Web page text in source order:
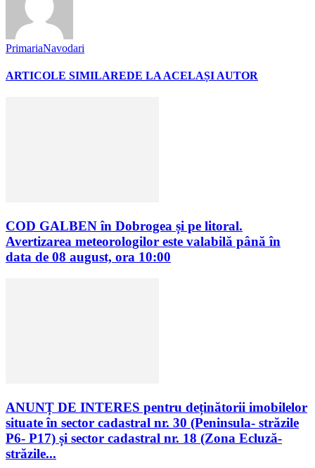
PrimariaNavodari
ARTICOLE SIMILAREDE LA ACELAȘI AUTOR
COD GALBEN în Dobrogea și pe litoral.
Avertizarea meteorologilor este valabilă până în
data de 08 august, ora 10:00
ANUNȚ DE INTERES pentru deținătorii imobilelor
situate în sector cadastral nr. 30 (Peninsula- străzile
P6- P17) și sector cadastral nr. 18 (Zona Ecluză-
străzile...